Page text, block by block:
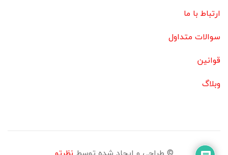
ارتباط با ما
سوالات متداول
قوانین
وبلاگ